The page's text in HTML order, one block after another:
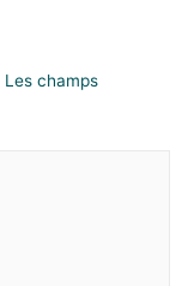
Les champs